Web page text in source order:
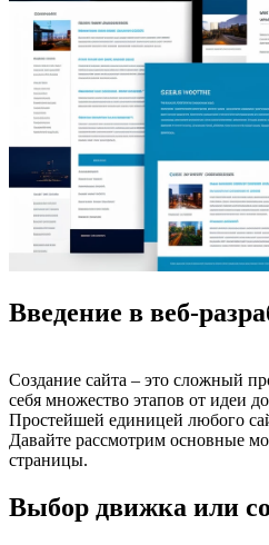
Введение в веб-
Создание сайта – это сложный
себя множество этапов от идеи
Простейшей единицей любого
Давайте рассмотрим основные
страницы.
Выбор движка или